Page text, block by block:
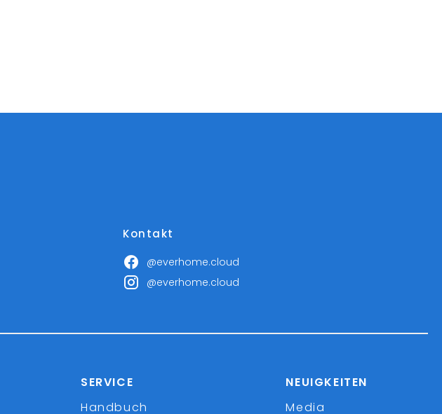
Kontakt
@everhome.cloud
@everhome.cloud
SERVICE
Handbuch
NEUIGKEITEN
Media